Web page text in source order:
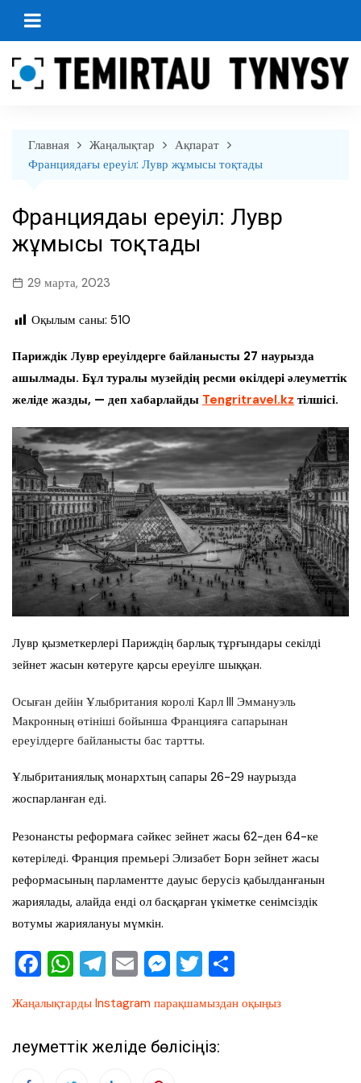
перейти
Главная Жаңалықтар
Ақпарат
Франциядағы ереуіл: Лувр жұмысы тоқтады
Франциядағы ереуіл: Лувр
жұмысы тоқтады
29 марта, 2023
Оқылым саны: 510
Париждік Лувр ереуілдерге байланысты 27 наурызда
ашылмады. Бұл туралы музейдің ресми өкілдері әлеуметтік
желіде жазды, — деп хабарлайды Tengritravel.kz тілшісі.
Лувр қызметкерлері Париждің барлық тұрғындары секілді
зейнет жасын көтеруге қарсы ереуілге шыққан.
Осыған дейін Ұлыбритания королі Карл III Эммануэль
Макронның өтініші бойынша Францияға сапарынан
ереуілдерге байланысты бас тартты.
Ұлыбританиялық монархтың сапары 26-29 наурызда
жоспарланған еді.
Резонансты реформаға сәйкес зейнет жасы 62-ден 64-ке
көтеріледі. Франция премьері Элизабет Борн зейнет жасы
реформасының парламентте дауыс берусіз қабылданғанын
жариялады, алайда енді ол басқарған үкіметке сенімсіздік
вотумы жариялануы мүмкін.
F
c
e
W
at
s
T
el
e
gr
E
ai
l
M
ss
e
T
tt
er
ра
Жаңалықтарды Instagram парақшамыздан оқыңыз
Әлеуметтік желіде бөлісіңіз: